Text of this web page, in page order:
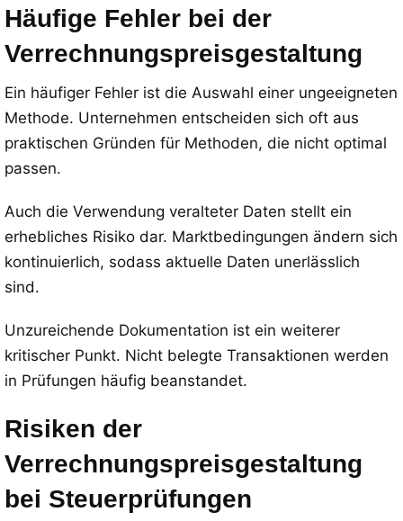
Häufige Fehler bei der
Verrechnungspreisgestaltung
Ein häufiger Fehler ist die Auswahl einer ungeeigneten
Methode. Unternehmen entscheiden sich oft aus
praktischen Gründen für Methoden, die nicht optimal
passen.
Auch die Verwendung veralteter Daten stellt ein
erhebliches Risiko dar. Marktbedingungen ändern sich
kontinuierlich, sodass aktuelle Daten unerlässlich
sind.
Unzureichende Dokumentation ist ein weiterer
kritischer Punkt. Nicht belegte Transaktionen werden
in Prüfungen häufig beanstandet.
Risiken der
Verrechnungspreisgestaltung
bei Steuerprüfungen